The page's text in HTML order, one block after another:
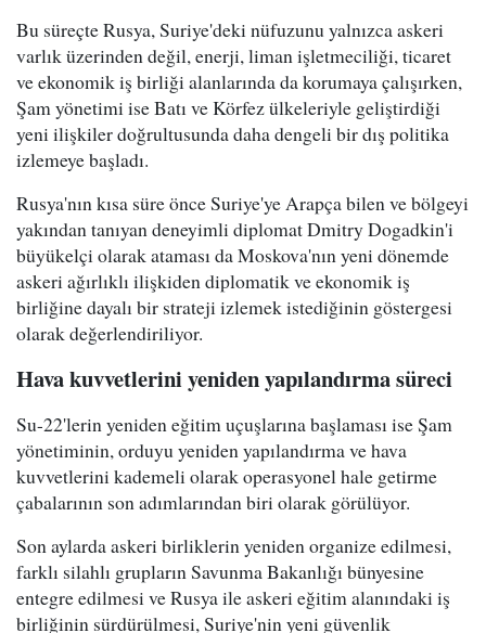
Bu süreçte Rusya, Suriye'deki nüfuzunu yalnızca askeri
varlık üzerinden değil, enerji, liman işletmeciliği, ticaret
ve ekonomik iş birliği alanlarında da korumaya çalışırken,
Şam yönetimi ise Batı ve Körfez ülkeleriyle geliştirdiği
yeni ilişkiler doğrultusunda daha dengeli bir dış politika
izlemeye başladı.
Rusya'nın kısa süre önce Suriye'ye Arapça bilen ve bölgeyi
yakından tanıyan deneyimli diplomat Dmitry Dogadkin'i
büyükelçi olarak ataması da Moskova'nın yeni dönemde
askeri ağırlıklı ilişkiden diplomatik ve ekonomik iş
birliğine dayalı bir strateji izlemek istediğinin göstergesi
olarak değerlendiriliyor.
Hava kuvvetlerini yeniden yapılandırma süreci
Su-22'lerin yeniden eğitim uçuşlarına başlaması ise Şam
yönetiminin, orduyu yeniden yapılandırma ve hava
kuvvetlerini kademeli olarak operasyonel hale getirme
çabalarının son adımlarından biri olarak görülüyor.
Son aylarda askeri birliklerin yeniden organize edilmesi,
farklı silahlı grupların Savunma Bakanlığı bünyesine
entegre edilmesi ve Rusya ile askeri eğitim alanındaki iş
birliğinin sürdürülmesi, Suriye'nin yeni güvenlik